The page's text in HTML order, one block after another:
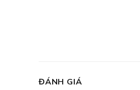
ĐÁNH GIÁ